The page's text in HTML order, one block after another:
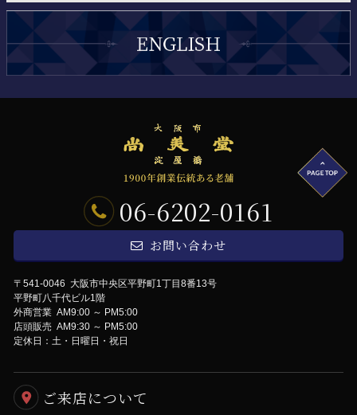
06-6202-0161
お問い合わせ
〒541-0046 大阪市中央区平野町1丁目8番13号
平野町八千代ビル1階
外商営業 AM9:00 ～ PM5:00
店頭販売 AM9:30 ～ PM5:00
定休日：土・日曜日・祝日
ご来店について